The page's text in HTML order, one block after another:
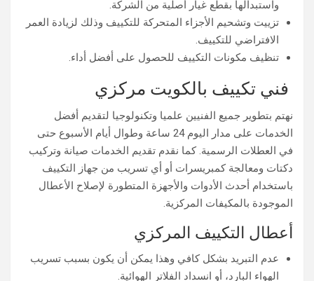
واستبدالها بقطع غيار أصلية من الشركة.
تزييت وتشحيم الأجزاء المتحركة للتكييف وذلك لزيادة العمر
الافتراضي للتكييف.
تنظيف مكونات التكييف للحصول على أفضل أداء.
فني تكييف بالكويت مركزي
نهتم بتطوير جميع الفنيين علميا وتكنولوجيا لتقديم أفضل
الخدمات على مدار اليوم 24 ساعة وطوال أيام الأسبوع حتى
في العطلات الرسمية. كما نقدم تقديم الخدمات صيانة وتركيب
دكتات ومعالجة كمبريسرات أو أي تسريب من جهاز التكييف
باستخدام أحدث الأدوات والأجهزة المتطورة لإصلاح الأعطال
الموجودة بالمكيفات المركزية.
أعطال التكييف المركزي
عدم التبريد بشكل كافي وهذا يمكن أن يكون بسبب تسريب
الهواء البارد، أو انسداد الفلاتر الهوائية.